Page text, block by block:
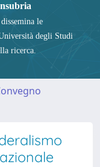
le
degli Studi
ricerca.